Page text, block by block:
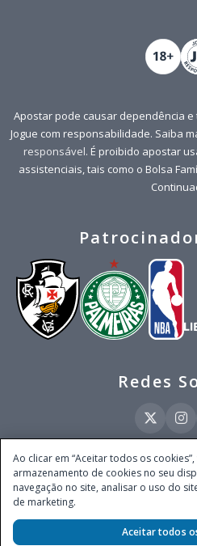
Apostar pode causar dependência
Jogue com responsabilidade. Saiba
responsável. É proibido apostar
assistenciais, tais como o Bolsa
Redes
Este site é operado pela Ventmear Brasil
endereço na Avenida Brigadeiro Faria
Município de São Paulo, Estado de São
Secretaria de Prêmios e Apostas do
Ao clicar em “Aceitar todos os
armazenamento de cookies no seu
navegação no site, analisar o uso do
de marketing.
Aceitar todos